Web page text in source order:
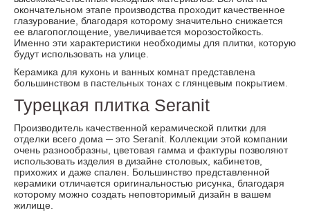
окончательном этапе производства проходит качественное
глазурование, благодаря которому значительно снижается
ее влагопоглощение, увеличивается морозостойкость.
Именно эти характеристики необходимы для плитки, которую
будут использовать на улице.
Керамика для кухонь и ванных комнат представлена
большинством в пастельных тонах с глянцевым покрытием.
Турецкая плитка Seranit
Производитель качественной керамической плитки для
отделки всего дома ─ это Seranit. Коллекции этой компании
очень разнообразны, цветовая гамма и фактуры позволяют
использовать изделия в дизайне столовых, кабинетов,
прихожих и даже спален. Большинство представленной
керамики отличается оригинальностью рисунка, благодаря
которому можно создать неповторимый дизайн в вашем
жилище.